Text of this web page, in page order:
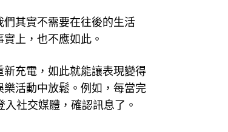
其實不需要在往後的生活
上，也不應如此。
充電，如此就能讓表現變得
活動中放鬆。例如，每當完
社交媒體，確認訊息了。